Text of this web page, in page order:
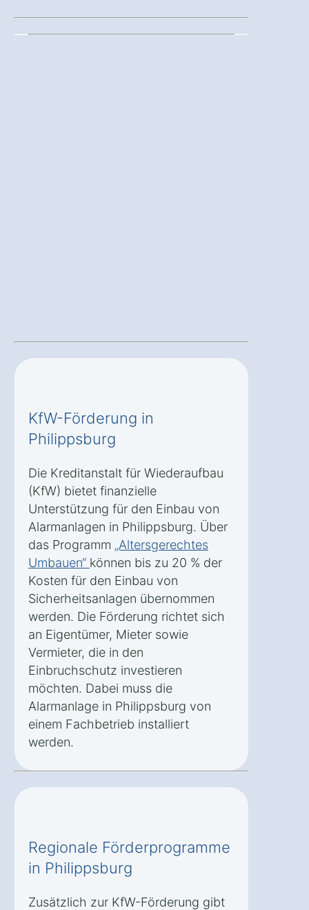
KfW-Förderung in
Philippsburg
Die Kreditanstalt für Wiederaufbau
(KfW) bietet finanzielle
Unterstützung für den Einbau von
Alarmanlagen in Philippsburg. Über
das Programm „Altersgerechtes
Umbauen“ können bis zu 20 % der
Kosten für den Einbau von
Sicherheitsanlagen übernommen
werden. Die Förderung richtet sich
an Eigentümer, Mieter sowie
Vermieter, die in den
Einbruchschutz investieren
möchten. Dabei muss die
Alarmanlage in Philippsburg von
einem Fachbetrieb installiert
werden.
Regionale Förderprogramme
in Philippsburg
Zusätzlich zur KfW-Förderung gibt